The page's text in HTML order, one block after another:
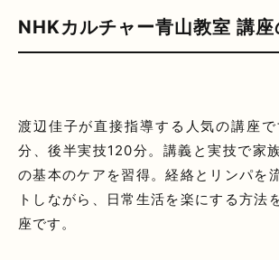
NHKカルチャー青山教室 講
渡辺佳子が直接指導する人気の講座
分、後半実技120分。講義と実技で家
の基本のケアを習得。経絡とリンパを
トしながら、日常生活を楽にする方法
座です。